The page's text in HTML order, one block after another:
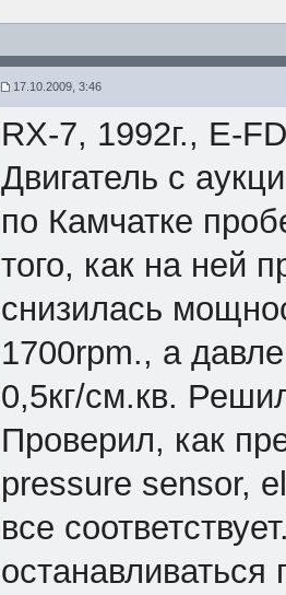
17.10.2009, 3:46
RX-7, 1992г., E-
Двигатель с
по Камчатке
того, как на ней
снизилась
1700rpm., а
0,5кг/cм.кв.
Проверил, как
pressure sensor,
все